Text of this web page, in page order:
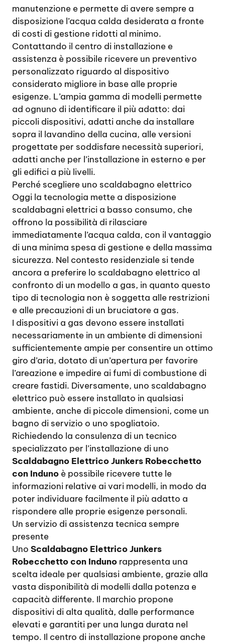
manutenzione e permette di avere sempre a
disposizione l’acqua calda desiderata a fronte
di costi di gestione ridotti al minimo.
Contattando il centro di installazione e
assistenza è possibile ricevere un preventivo
personalizzato riguardo al dispositivo
considerato migliore in base alle proprie
esigenze. L’ampia gamma di modelli permette
ad ognuno di identificare il più adatto: dai
piccoli dispositivi, adatti anche da installare
sopra il lavandino della cucina, alle versioni
progettate per soddisfare necessità superiori,
adatti anche per l’installazione in esterno e per
gli edifici a più livelli.
Perché scegliere uno scaldabagno elettrico
Oggi la tecnologia mette a disposizione
scaldabagni elettrici a basso consumo, che
offrono la possibilità di rilasciare
immediatamente l’acqua calda, con il vantaggio
di una minima spesa di gestione e della massima
sicurezza. Nel contesto residenziale si tende
ancora a preferire lo scaldabagno elettrico al
confronto di un modello a gas, in quanto questo
tipo di tecnologia non è soggetta alle restrizioni
e alle precauzioni di un bruciatore a gas.
I dispositivi a gas devono essere installati
necessariamente in un ambiente di dimensioni
sufficientemente ampie per consentire un ottimo
giro d’aria, dotato di un’apertura per favorire
l’areazione e impedire ai fumi di combustione di
creare fastidi. Diversamente, uno scaldabagno
elettrico può essere installato in qualsiasi
ambiente, anche di piccole dimensioni, come un
bagno di servizio o uno spogliatoio.
Richiedendo la consulenza di un tecnico
specializzato per l’installazione di uno
Scaldabagno Elettrico Junkers Robecchetto
con Induno è possibile ricevere tutte le
informazioni relative ai vari modelli, in modo da
poter individuare facilmente il più adatto a
rispondere alle proprie esigenze personali.
Un servizio di assistenza tecnica sempre
presente
Uno Scaldabagno Elettrico Junkers
Robecchetto con Induno rappresenta una
scelta ideale per qualsiasi ambiente, grazie alla
vasta disponibilità di modelli dalla potenza e
capacità differente. Il marchio propone
dispositivi di alta qualità, dalle performance
elevati e garantiti per una lunga durata nel
tempo. Il centro di installazione propone anche